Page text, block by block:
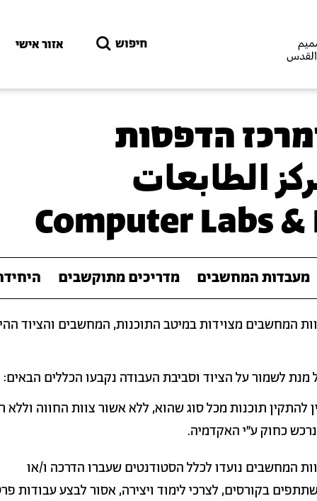
חיפוש אזור אישי
הדפסות
الطابعات
Computer Labs
מעבדות המחשבים מדריכים מתוקשבים
המחשבים מצוידות במיטב התוכנות, המחשבים והציוד
מנת לשמור על הציוד וסביבת העבודה נקבעו הכללים הבאים:
להתקין תוכנות מכל סוג שהוא, ללא אשור צוות החווה וללא
כחוק ע"י האקדמיה.
המחשבים נועדו לכלל הסטודנטים שעברו הדרכה ו/או
בקורסים, לצרכי לימוד ויצירה, אסור לבצע עבודות